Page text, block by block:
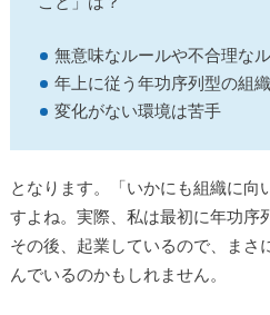
無意味なルールや不合理な
年上に従う年功序列型の組
変化がない環境は苦手
となります。「いかにも組織に向
すよね。実際、私は最初に年功序
その後、起業しているので、まさ
んでいるのかもしれません。